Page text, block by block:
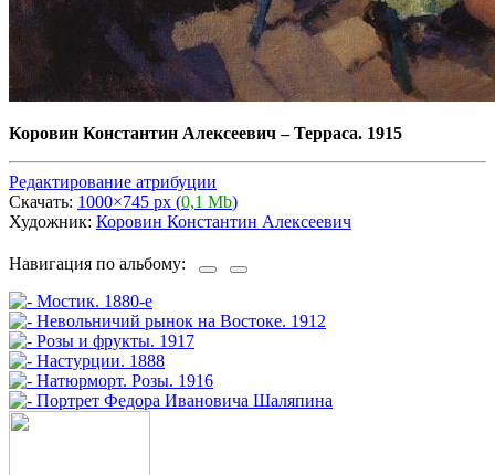
Коровин Константин Алексеевич–Терраса. 1915
Редактирование атрибуции
Скачать: 1000×745 px (0,1 Mb)
Художник: Коровин Константин Алексеевич
Навигация по альбому: